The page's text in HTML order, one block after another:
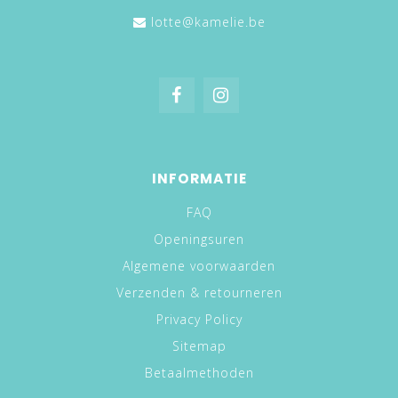
lotte@kamelie.be
INFORMATIE
FAQ
Openingsuren
Algemene voorwaarden
Verzenden & retourneren
Privacy Policy
Sitemap
Betaalmethoden